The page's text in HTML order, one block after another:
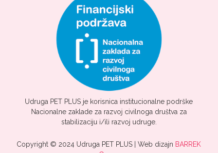
Udruga PET PLUS je korisnica institucionalne podrške
Nacionalne zaklade za razvoj civilnoga društva za
stabilizaciju i/ili razvoj udruge.
Copyright © 2024 Udruga PET PLUS | Web dizajn BARREK